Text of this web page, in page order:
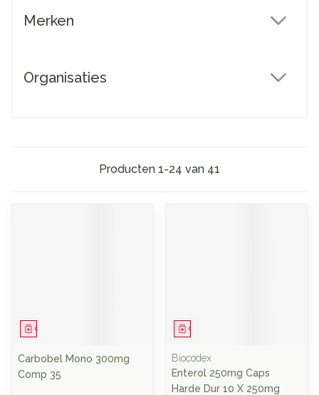
Merken
Organisaties
Producten 1-24 van 41
Geneesmiddel
Carbobel Mono 300mg
Comp 35
Geneesmiddel
Biocodex
Enterol 250mg Caps
Harde Dur 10 X 250mg